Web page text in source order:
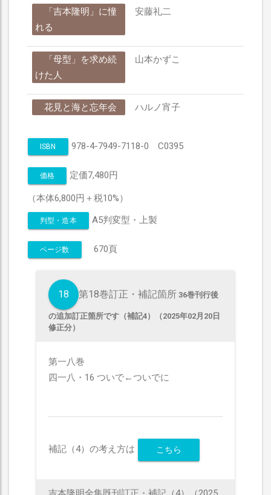
「吉本隆明」に憧
れる
安藤礼二
「母型」を求め続
けた人
山本かずこ
花見と海と忘年会 ハルノ宵子
ISBN 978-4-7949-7118-0 C0395
価格 定価7,480円
（本体6,800円＋税10%）
判型・造本 A5判変型・上製
ページ数 670頁
18 第18巻訂正・補記箇所 36巻刊行後
の追加訂正箇所です（補記4）（2025年02月20日
修正分）
第一八巻
四一八・16 ついで←ついでに
補記（4）の考え方は こちら